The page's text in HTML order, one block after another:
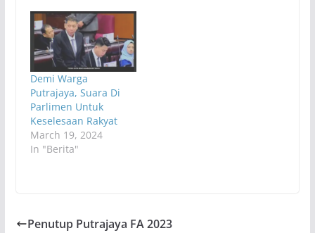
Demi Warga
Putrajaya, Suara Di
Parlimen Untuk
Keselesaan Rakyat
March 19, 2024
In "Berita"
Penutup Putrajaya FA 2023